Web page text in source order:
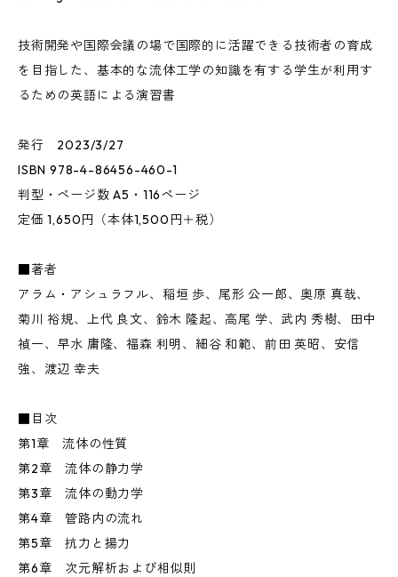
技術開発や国際会議の場で国際的に活躍できる技術者の育成
を目指した、基本的な流体工学の知識を有する学生が利用す
るための英語による演習書
発行 2023/3/27
ISBN 978-4-86456-460-1
判型・ページ数 A5・116ページ
定価 1,650円（本体1,500円＋税）
■著者
アラム・アシュラフル、稲垣 歩、尾形 公一郎、奥原 真哉、
菊川 裕規、上代 良文、鈴木 隆起、高尾 学、武内 秀樹、田中
禎一、早水 庸隆、福森 利明、細谷 和範、前田 英昭、安信
強、渡辺 幸夫
■目次
第1章 流体の性質
第2章 流体の静力学
第3章 流体の動力学
第4章 管路内の流れ
第5章 抗力と揚力
第6章 次元解析および相似則